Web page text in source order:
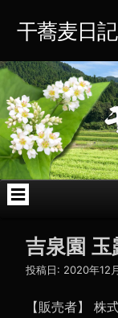
干蕎麦日記
吉泉園 玉
投稿日: 2020年12
【販売者】 株